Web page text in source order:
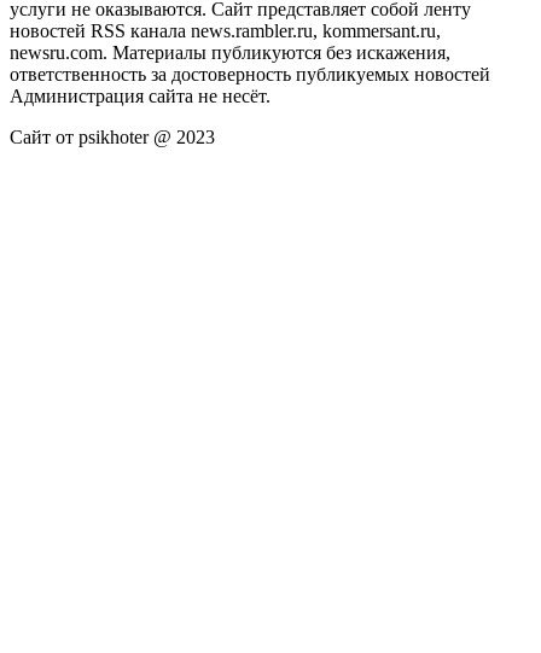
услуги не оказываются. Сайт представляет собой ленту
новостей RSS канала news.rambler.ru, kommersant.ru,
newsru.com. Материалы публикуются без искажения,
ответственность за достоверность публикуемых новостей
Администрация сайта не несёт.
Сайт от psikhoter @ 2023